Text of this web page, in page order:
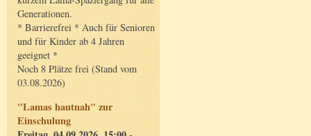
Generationen.
* Barrierefrei * Auch für Senioren
und für Kinder ab 4 Jahren
geeignet *
Noch 8 Plätze frei (Stand vom
03.08.2026)
"Lamas hautnah" zur
Einschulung